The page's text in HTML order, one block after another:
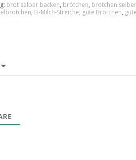
brot selber backen, brötchen, brötchen
, Ei-Milch-Streiche, gute Brötchen,